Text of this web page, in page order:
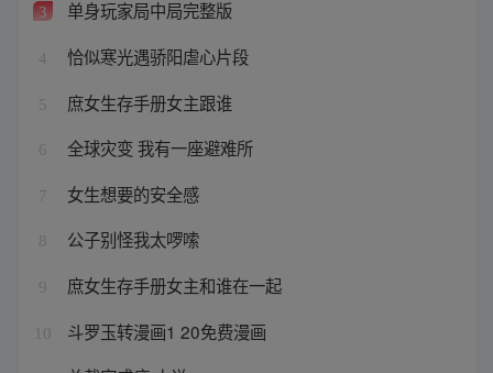
3 单身玩家局中局完整版
4 恰似寒光遇骄阳虐心片段
5 庶女生存手册女主跟谁
6 全球灾变 我有一座避难所
7 女生想要的安全感
8 公子别怪我太啰嗦
9 庶女生存手册女主和谁在一起
10 斗罗玉转漫画1 20免费漫画